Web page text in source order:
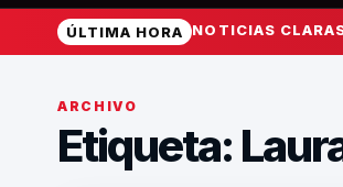
ÚLTIMA HORA NOTICIAS
ARCHIVO
Etiqueta: